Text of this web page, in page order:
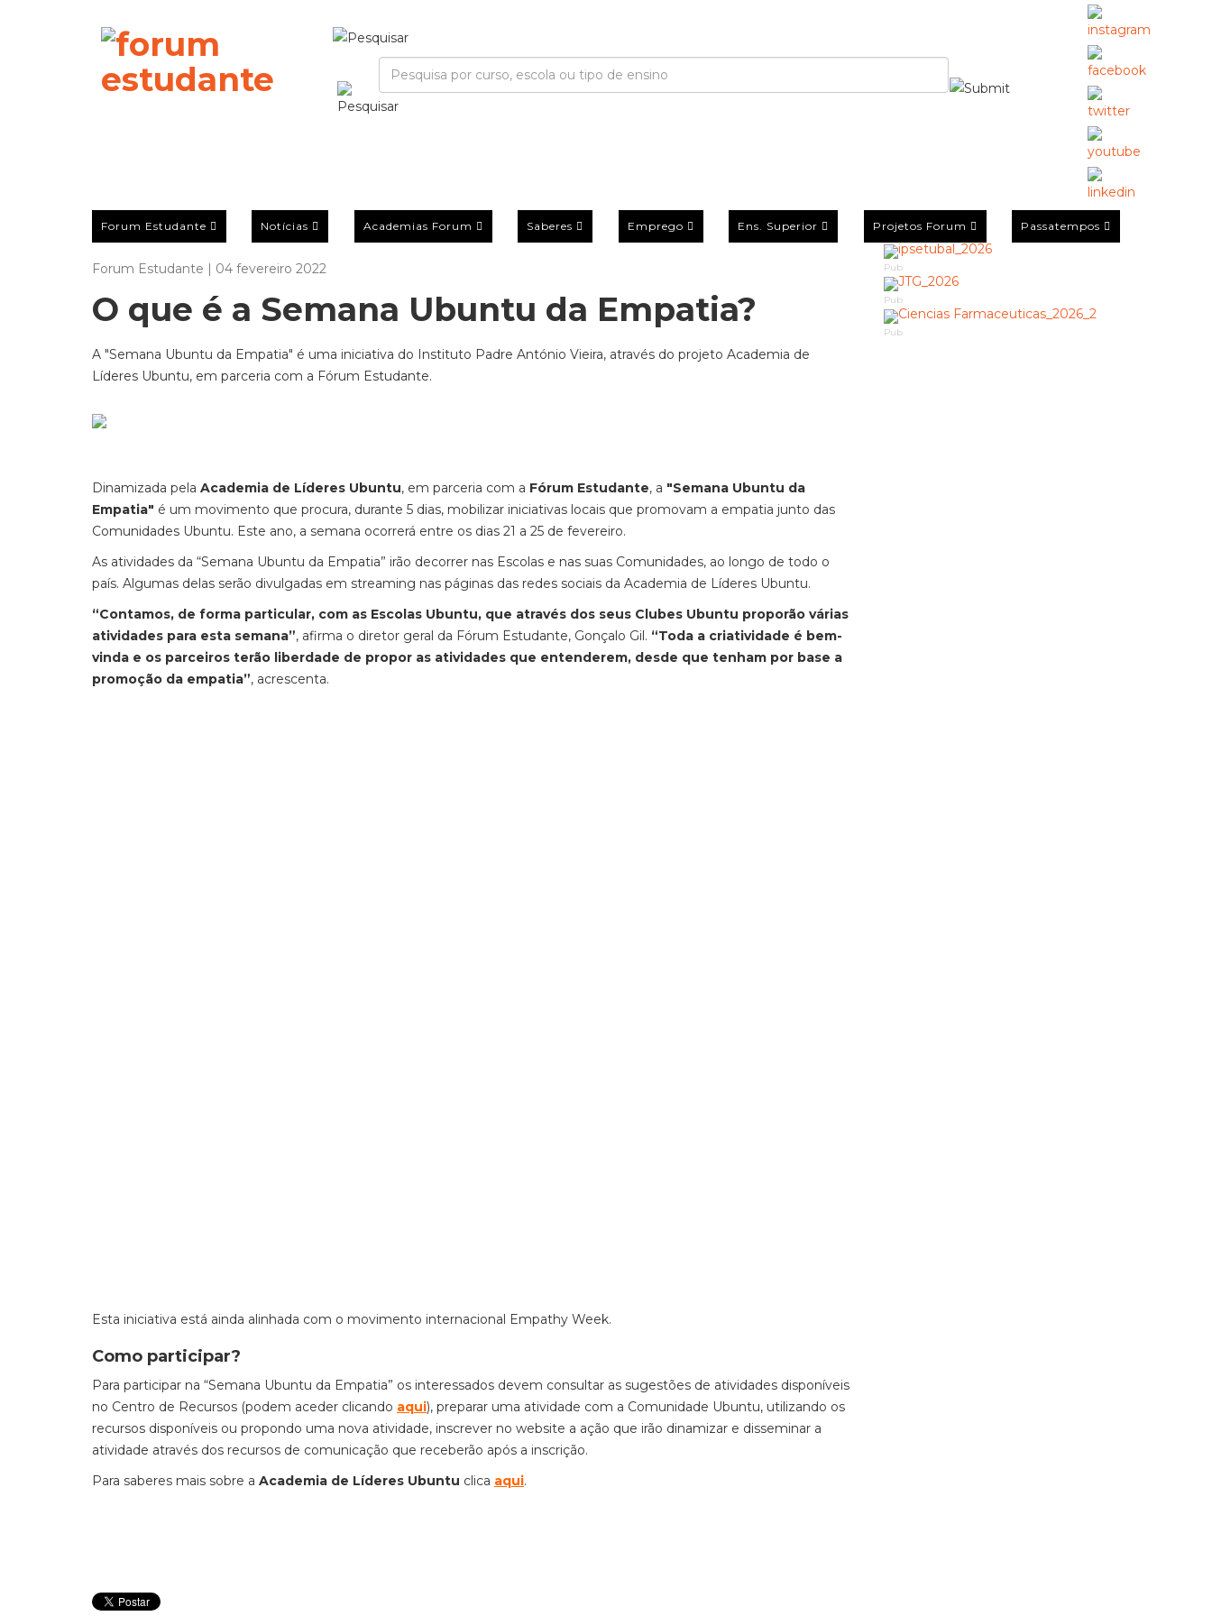
Forum Estudante Notícias Academias Forum Saberes Emprego Ens. Superior Projetos Forum Passatempos
Forum Estudante | 04 fevereiro 2022
O que é a Semana Ubuntu da Empatia?
A "Semana Ubuntu da Empatia" é uma iniciativa do Instituto Padre António Vieira, através do projeto Academia de
Líderes Ubuntu, em parceria com a Fórum Estudante.
Dinamizada pela Academia de Líderes Ubuntu, em parceria com a Fórum Estudante, a "Semana Ubuntu da
Empatia" é um movimento que procura, durante 5 dias, mobilizar iniciativas locais que promovam a empatia junto das
Comunidades Ubuntu. Este ano, a semana ocorrerá entre os dias 21 a 25 de fevereiro.
As atividades da “Semana Ubuntu da Empatia” irão decorrer nas Escolas e nas suas Comunidades, ao longo de todo o
país. Algumas delas serão divulgadas em streaming nas páginas das redes sociais da Academia de Líderes Ubuntu.
“Contamos, de forma particular, com as Escolas Ubuntu, que através dos seus Clubes Ubuntu proporão várias
atividades para esta semana”, afirma o diretor geral da Fórum Estudante, Gonçalo Gil. “Toda a criatividade é bem-
vinda e os parceiros terão liberdade de propor as atividades que entenderem, desde que tenham por base a
promoção da empatia”, acrescenta.
Esta iniciativa está ainda alinhada com o movimento internacional Empathy Week.
Como participar?
Para participar na “Semana Ubuntu da Empatia” os interessados devem consultar as sugestões de atividades disponíveis
no Centro de Recursos (podem aceder clicando aqui), preparar uma atividade com a Comunidade Ubuntu, utilizando os
recursos disponíveis ou propondo uma nova atividade, inscrever no website a ação que irão dinamizar e disseminar a
atividade através dos recursos de comunicação que receberão após a inscrição.
Para saberes mais sobre a Academia de Líderes Ubuntu clica aqui.
Pub
Pub
Pub